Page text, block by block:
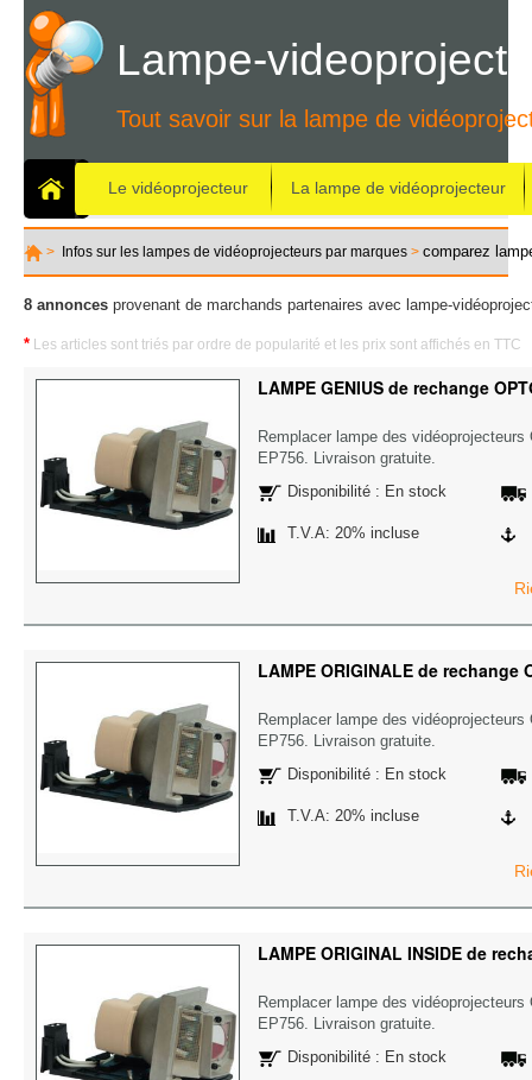
Lampe-
Tout savoir sur la lampe de
Le vidéoprojecteur La lampe de vidéoprojecteur
> Infos sur les lampes de vidéoprojecteurs par marques > comparez
8 annonces provenant de marchands partenaires avec lampe-
* Les articles sont triés par ordre de popularité et les prix sont affichés en TTC
LAMPE GENIUS de rechange
Remplacer lampe des vidéoprojecteurs
EP756. Livraison gratuite.
Disponibilité : En stock
T.V.A: 20% incluse
LAMPE ORIGINALE de rechange
Remplacer lampe des vidéoprojecteurs
EP756. Livraison gratuite.
Disponibilité : En stock
T.V.A: 20% incluse
LAMPE ORIGINAL INSIDE de
Remplacer lampe des vidéoprojecteurs
EP756. Livraison gratuite.
Disponibilité : En stock